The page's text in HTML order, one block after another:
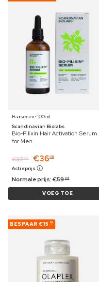
Haarserum ⋅ 100 ml
Scandinavian Biolabs
Bio-Pilixin Hair Activation Serum
for Men
€3759 €3646
Actieprijs
Normale prijs:€59 99
VOEG TOE
BESPAAR €15 50